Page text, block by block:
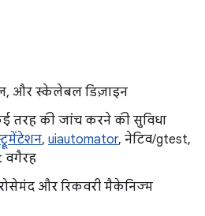
और स्केलेबल डिज़ाइन
तरह की जांच करने की सुविधा
, uiautomator, नेटिव/gtest,
वगैरह
और रिकवरी मैकेनिज्म